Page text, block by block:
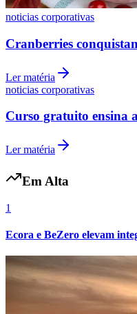
noticias corporativas
Cranberries
Ler matéria
noticias corporativas
Curso gratuito ensina
Ler matéria
Em Alta
1
Ecora e BeZero elevam